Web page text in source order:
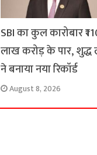
SBI का कुल कारोबार
लाख करोड़ के पार, शुद्ध
ने बनाया नया रिकॉर्ड
August 8, 2026